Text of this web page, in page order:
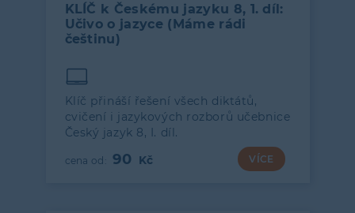
KLÍČ k Českému jazyku 8, 1. díl:
Učivo o jazyce (Máme rádi
češtinu)
Klíč přináší řešení všech diktátů,
cvičení i jazykových rozborů učebnice
Český jazyk 8, I. díl.
90 VÍCE